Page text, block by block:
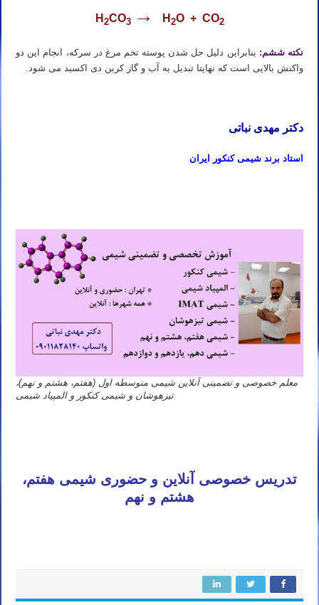
H 2CO3 → H 2O + CO2
نکته ششم: بنابراین دلیل حل شدن پوسته تخم مرغ در سرکه، انجام این دو
واکنش بالایی است که نهایتا تبدیل به آب و گاز کربن دی اکسید می شود.
دکتر مهدی نباتی
استاد برند شیمی کنکور ایران
معلم خصوصی و تضمینی آنلاین شیمی متوسطه اول (هفتم، هشتم و نهم)،
تیزهوشان و شیمی کنکور و المپیاد شیمی
تدریس خصوصی آنلاین و حضوری شیمی هفتم،
هشتم و نهم